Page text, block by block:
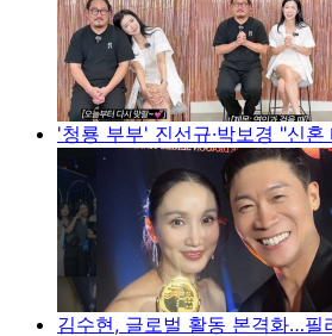
'청룡 부부' 진선규·박보경 "신
김수현, 글로벌 활동 본격화…필